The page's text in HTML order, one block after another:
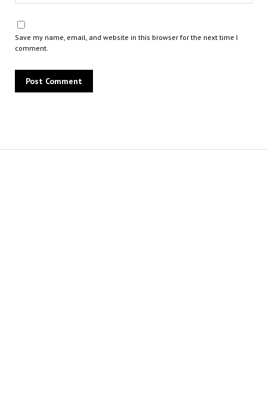
Save my name, email, and website in this browser for the next time I
comment.